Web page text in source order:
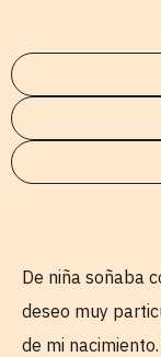
De niña soñaba
deseo muy
de mi